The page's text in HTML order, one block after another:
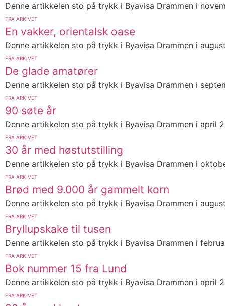
Denne artikkelen sto på trykk i Byavisa Drammen i
FRA ARKIVET
En vakker, orientalsk oase
Denne artikkelen sto på trykk i Byavisa Drammen i
FRA ARKIVET
De glade amatører
Denne artikkelen sto på trykk i Byavisa Drammen i
FRA ARKIVET
90 søte år
Denne artikkelen sto på trykk i Byavisa Drammen i april
FRA ARKIVET
30 år med høstutstilling
Denne artikkelen sto på trykk i Byavisa Drammen i
FRA ARKIVET
Brød med 9.000 år gammelt korn
Denne artikkelen sto på trykk i Byavisa Drammen i
FRA ARKIVET
Bryllupskake til tusen
Denne artikkelen sto på trykk i Byavisa Drammen i
FRA ARKIVET
Bok nummer 15 fra Lund
Denne artikkelen sto på trykk i Byavisa Drammen i april
FRA ARKIVET